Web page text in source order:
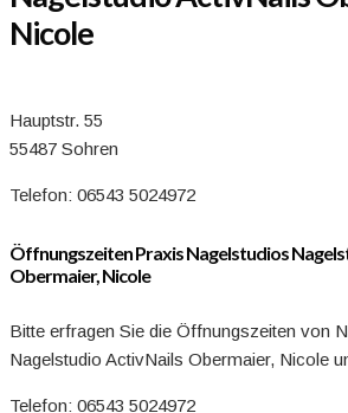
Nicole
Hauptstr. 55
55487 Sohren
Telefon: 06543 5024972
Öffnungszeiten Praxis Nagelstudios
Obermaier, Nicole
Bitte erfragen Sie die Öffnungszeiten von
Nagelstudio ActivNails Obermaier, Nicole
Telefon: 06543 5024972